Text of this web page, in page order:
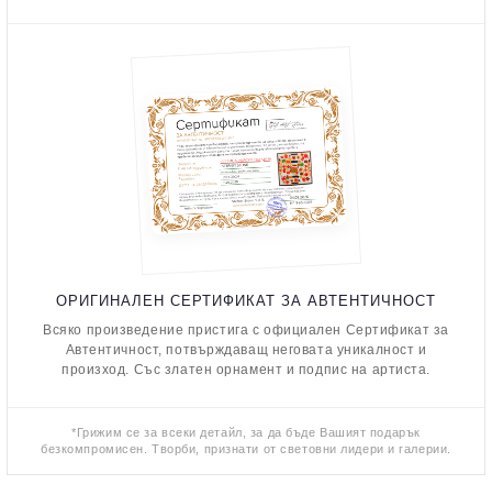
ОРИГИНАЛЕН СЕРТИФИКАТ ЗА АВТЕНТИЧНОСТ
Всяко произведение пристига с официален Сертификат за
Автентичност, потвърждаващ неговата уникалност и
произход. Със златен орнамент и подпис на артиста.
*Грижим се за всеки детайл, за да бъде Вашият подарък
безкомпромисен. Творби, признати от световни лидери и галерии.